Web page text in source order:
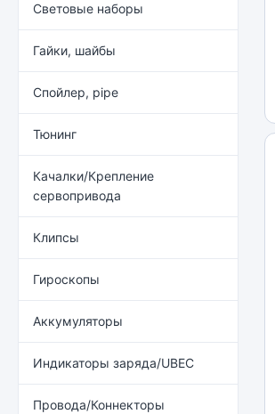
Световые наборы
Гайки, шайбы
Спойлер, pipe
Тюнинг
Качалки/Крепление
сервопривода
Клипсы
Гироскопы
Аккумуляторы
Индикаторы заряда/UBEC
Провода/Коннекторы